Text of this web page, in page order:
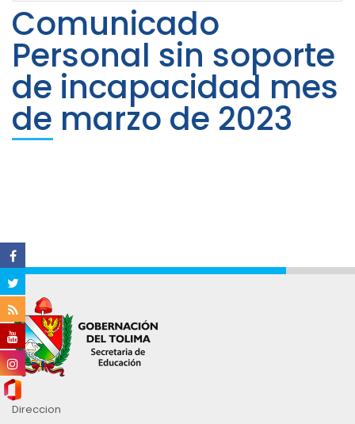
Comunicado
Personal sin soporte
de incapacidad mes
de marzo de 2023
Direccion